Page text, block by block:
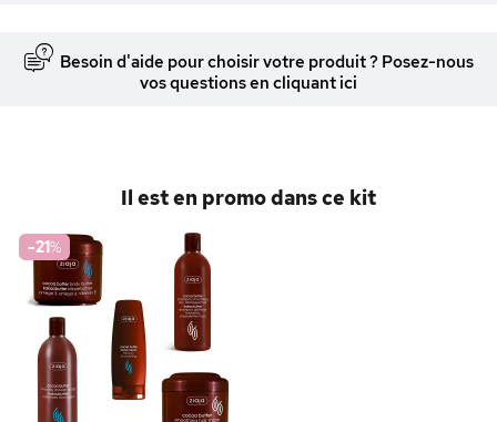
Besoin d'aide pour choisir votre produit ? Posez-nous
vos questions en cliquant ici
Il est en promo dans ce kit
-21%